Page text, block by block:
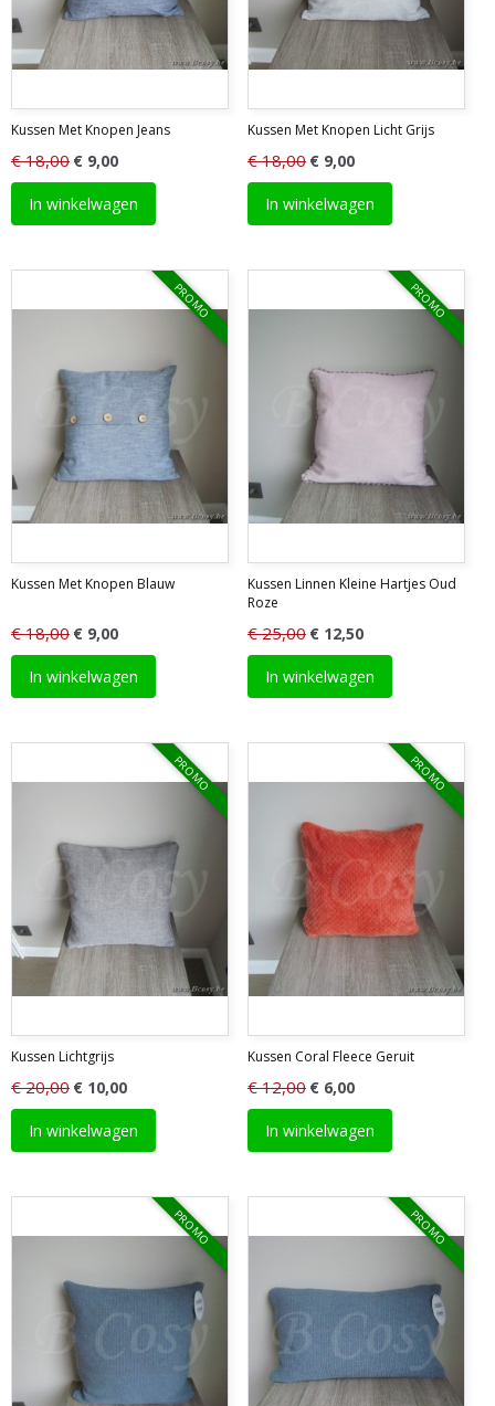
Kussen Met Knopen Jeans
€ 18,00 € 9,00
In winkelwagen
Kussen Met Knopen Licht Grijs
€ 18,00 € 9,00
In winkelwagen
PROMO
Kussen Met Knopen Blauw
€ 18,00 € 9,00
In winkelwagen
PROMO
Kussen Linnen Kleine Hartjes Oud
Roze
€ 25,00 € 12,50
In winkelwagen
PROMO
Kussen Lichtgrijs
€ 20,00 € 10,00
In winkelwagen
PROMO
Kussen Coral Fleece Geruit
€ 12,00 € 6,00
In winkelwagen
PROMO PROMO